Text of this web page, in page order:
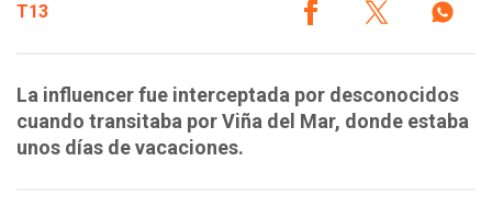
T13
La influencer fue interceptada por desconocidos
cuando transitaba por Viña del Mar, donde estaba
unos días de vacaciones.